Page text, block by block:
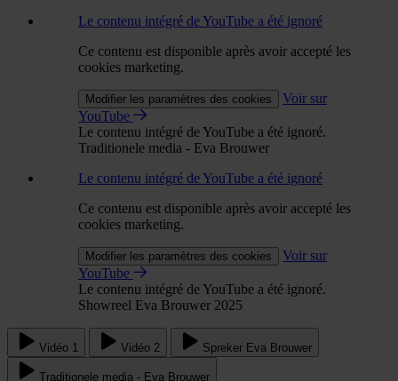
Le contenu intégré de YouTube a été ignoré
Ce contenu est disponible après avoir accepté les
cookies marketing.
Modifier les paramètres des cookies
Voir sur
YouTube
Le contenu intégré de YouTube a été ignoré.
Traditionele media - Eva Brouwer
Le contenu intégré de YouTube a été ignoré
Ce contenu est disponible après avoir accepté les
cookies marketing.
Modifier les paramètres des cookies
Voir sur
YouTube
Le contenu intégré de YouTube a été ignoré.
Showreel Eva Brouwer 2025
Vidéo 1 Vidéo 2 Spreker Eva Brouwer
Traditionele media - Eva Brouwer